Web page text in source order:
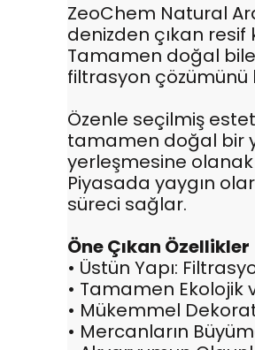
ZeoChem Natural
denizden çıkan resif
Tamamen doğal
filtrasyon çözümünü
Özenle seçilmiş
tamamen doğal bir
yerleşmesine
Piyasada yaygın
süreci sağlar.
Öne Çıkan Özellikler
• Üstün Yapı:
• Tamamen Ekolojik
• Mükemmel
• Mercanların